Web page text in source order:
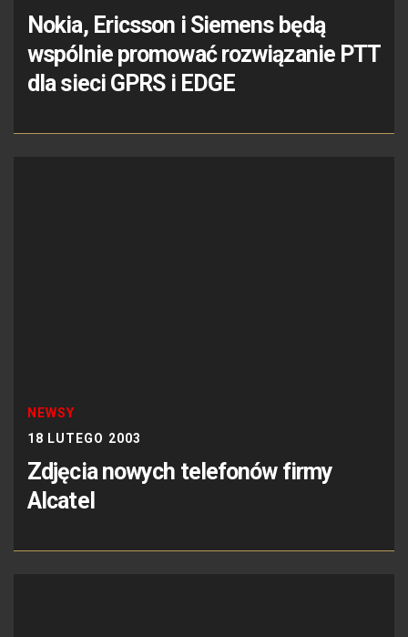
Nokia, Ericsson i Siemens będą
wspólnie promować rozwiązanie PTT
dla sieci GPRS i EDGE
NEWSY
18 LUTEGO 2003
Zdjęcia nowych telefonów firmy
Alcatel